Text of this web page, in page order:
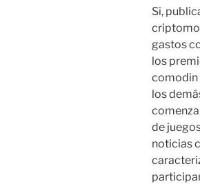
Si,
gastos
los
comodin
los
de
noticias